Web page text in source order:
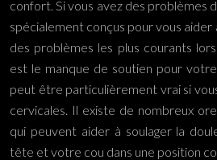
confort. Si vous avez des problèmes
spécialement conçus pour vous aider
des problèmes les plus courants
est le manque de soutien pour
peut être particulièrement vrai si
cervicales. Il existe de nombreux
qui peuvent aider à soulager la
tête et votre cou dans une position